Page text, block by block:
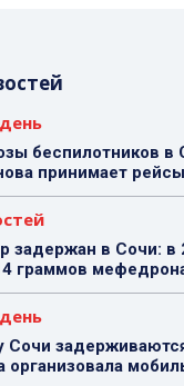
беспилотников в
принимает рейсы
задержан в Сочи: в
граммов
Сочи
организовала